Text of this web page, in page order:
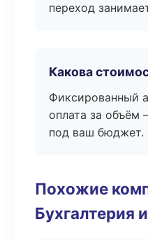
переход
Какова
Фиксированный
оплата за
под ваш бюджет.
Похожие
Бухгалтерия